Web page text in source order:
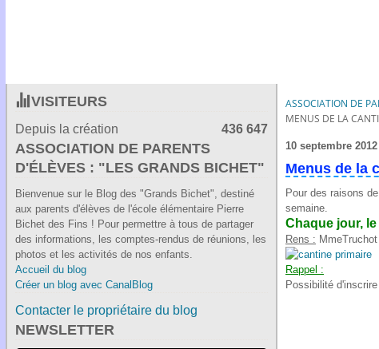
VISITEURS
Depuis la création 436 647
ASSOCIATION DE PARENTS
D'ÉLÈVES : "LES GRANDS BICHET"
Bienvenue sur le Blog des "Grands Bichet", destiné
aux parents d'élèves de l'école élémentaire Pierre
Bichet des Fins ! Pour permettre à tous de partager
des informations, les comptes-rendus de réunions, les
photos et les activités de nos enfants.
Accueil du blog
Créer un blog avec CanalBlog
Contacter le propriétaire du blog
NEWSLETTER
ASSOCIATION DE
MENUS DE LA
10 septembre 2012
Menus de la
Pour des raisons
semaine.
Chaque jour,
Rens :
Rappel :
Possibilité